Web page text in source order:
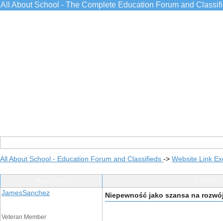
All About School - The Complete Education Forum and
All About School - Education Forum and Classifieds -> Website Link
JamesSanchez
Veteran Member
Niepewność jako szansa na